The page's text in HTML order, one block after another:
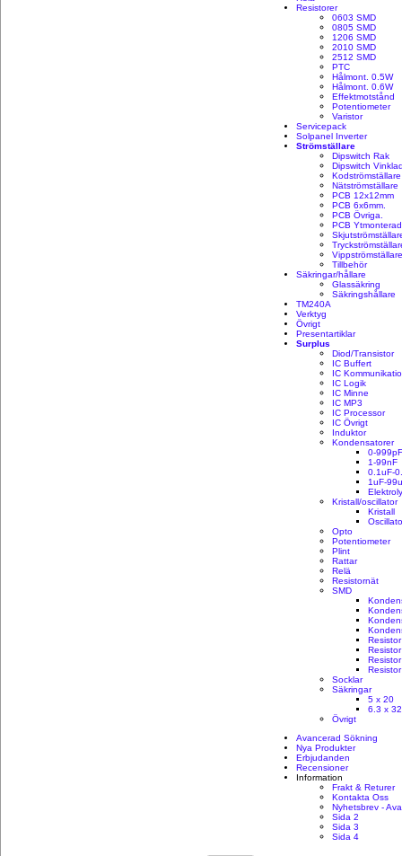
Resistorer
0603 SMD
0805 SMD
1206 SMD
2010 SMD
2512 SMD
PTC
Hålmont. 0.5W
Hålmont. 0.6W
Effektmotstånd
Potentiometer
Varistor
Servicepack
Solpanel Inverter
Strömställare
Dipswitch Rak
Dipswitch
Kodströmställare
Nätströmställare
PCB 12x12mm
PCB 6x6mm.
PCB Övriga.
PCB
Tillbehör
Säkringar/hållare
Glassäkring
Säkringshållare
TM240A
Verktyg
Övrigt
Presentartiklar
Surplus
Diod/Transistor
IC Buffert
IC
IC Logik
IC Minne
IC MP3
IC Processor
IC Övrigt
Induktor
Kondensatorer
0-
1-99nF
0.1uF-
1uF-
Kristall/oscillator
Kristall
Opto
Potentiometer
Plint
Rattar
Relä
Resistornät
SMD
Socklar
Säkringar
5 x 20
6.3 x 32
Övrigt
Avancerad Sökning
Nya Produkter
Erbjudanden
Recensioner
Information
Frakt & Returer
Kontakta Oss
Nyhetsbrev -
Sida 2
Sida 3
Sida 4